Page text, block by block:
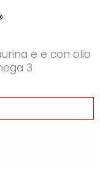
e e con olio
3